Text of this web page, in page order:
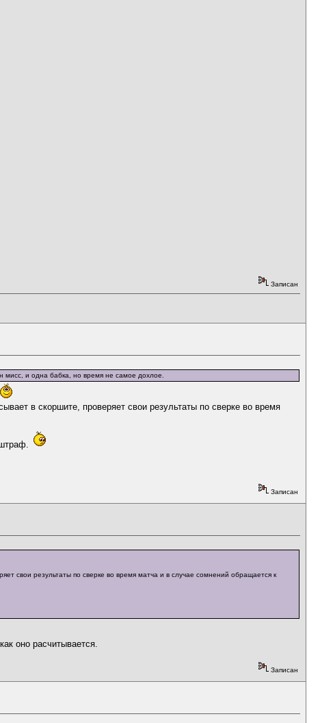
Записан
мисс, и одна бабка, но время не самое дохлое.
в скоршите, проверяет свои результаты по сверке во время
Записан
свои результаты по сверке во время матча и в случае сомнений обращается к
оно расчитывается.
Записан